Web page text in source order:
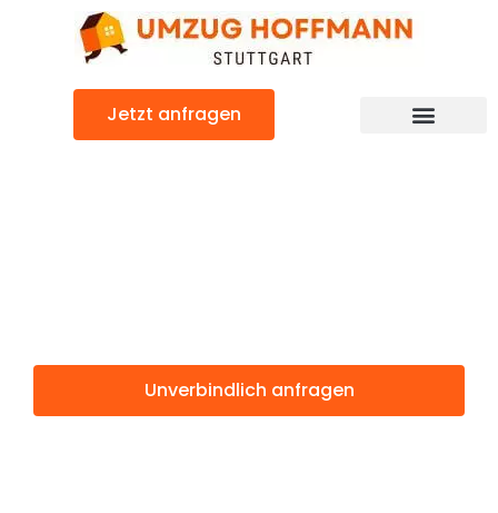
Jetzt anfragen
Unverbindlich anfragen